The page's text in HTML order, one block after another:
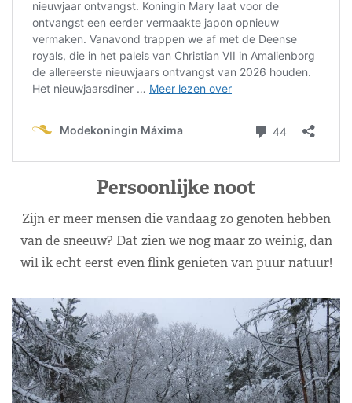
Persoonlijke noot
Zijn er meer mensen die vandaag zo genoten hebben
van de sneeuw? Dat zien we nog maar zo weinig, dan
wil ik echt eerst even flink genieten van puur natuur!